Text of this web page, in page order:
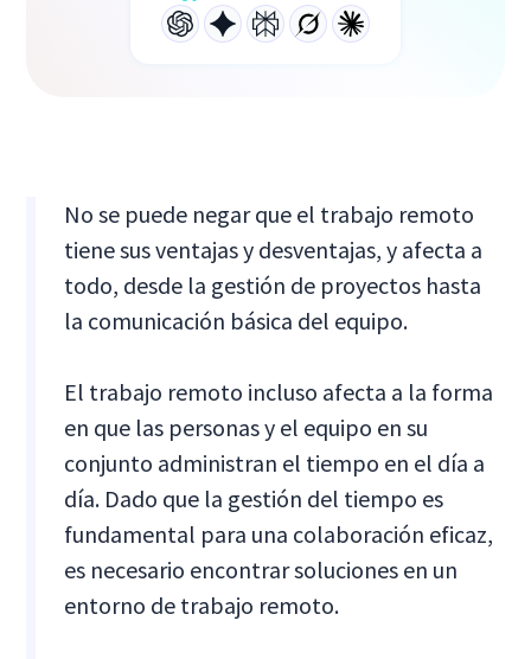
No se puede negar que el trabajo remoto
tiene sus ventajas y desventajas, y afecta a
todo, desde la gestión de proyectos hasta
la comunicación básica del equipo.
El trabajo remoto incluso afecta a la forma
en que las personas y el equipo en su
conjunto administran el tiempo en el día a
día. Dado que la gestión del tiempo es
fundamental para una colaboración eficaz,
es necesario encontrar soluciones en un
entorno de trabajo remoto.